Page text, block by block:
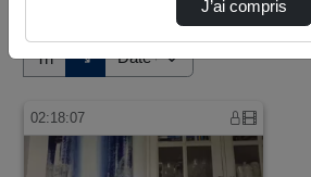
Tri ↘
02:18:07
J’ai compris